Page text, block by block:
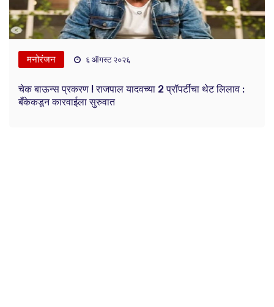
मनोरंजन ६ ऑगस्ट २०२६
चेक बाऊन्स प्रकरण ! राजपाल यादवच्या 2 प्रॉपर्टींचा थेट लिलाव :
बँकेकडून कारवाईला सुरुवात